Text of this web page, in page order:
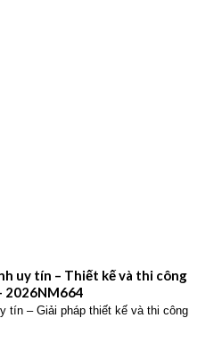
uy tín – Thiết kế và thi công
2026NM664
tín – Giải pháp thiết kế và thi công